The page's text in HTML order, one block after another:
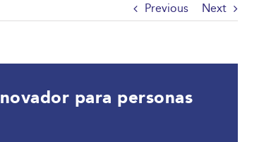
Previous Next
para personas